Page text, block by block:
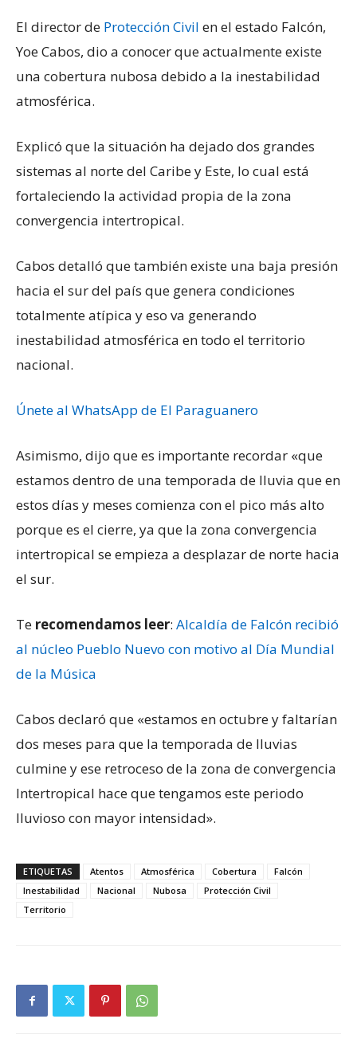
El director de Protección Civil en el estado Falcón,
Yoe Cabos, dio a conocer que actualmente existe
una cobertura nubosa debido a la inestabilidad
atmosférica.
Explicó que la situación ha dejado dos grandes
sistemas al norte del Caribe y Este, lo cual está
fortaleciendo la actividad propia de la zona
convergencia intertropical.
Cabos detalló que también existe una baja presión
hacia el sur del país que genera condiciones
totalmente atípica y eso va generando
inestabilidad atmosférica en todo el territorio
nacional.
Únete al WhatsApp de El Paraguanero
Asimismo, dijo que es importante recordar «que
estamos dentro de una temporada de lluvia que en
estos días y meses comienza con el pico más alto
porque es el cierre, ya que la zona convergencia
intertropical se empieza a desplazar de norte hacia
el sur.
Te recomendamos leer: Alcaldía de Falcón recibió
al núcleo Pueblo Nuevo con motivo al Día Mundial
de la Música
Cabos declaró que «estamos en octubre y faltarían
dos meses para que la temporada de lluvias
culmine y ese retroceso de la zona de convergencia
Intertropical hace que tengamos este periodo
lluvioso con mayor intensidad».
ETIQUETAS Atentos Atmosférica Cobertura
Falcón
Inestabilidad
Nacional Nubosa
Protección Civil
Territorio